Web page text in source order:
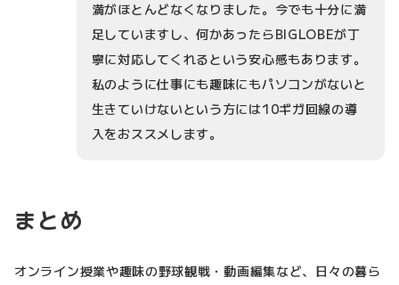
満がほとんどなくなりました。今でも十分に満
足していますし、何かあったらBIGLOBEが丁
寧に対応してくれるという安心感もあります。
私のように仕事にも趣味にもパソコンがないと
生きていけないという方には10ギガ回線の導
入をおススメします。
まとめ
オンライン授業や趣味の野球観戦・動画編集など、日々の暮ら